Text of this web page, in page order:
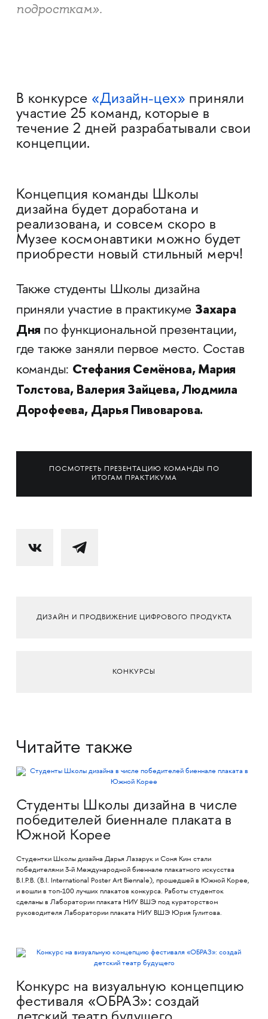
подросткам».
В конкурсе «Дизайн-цех» приняли
участие 25 команд, которые в
течение 2 дней разрабатывали свои
концепции.
Концепция команды Школы
дизайна будет доработана и
реализована, и совсем скоро в
Музее космонавтики можно будет
приобрести новый стильный мерч!
Также студенты Школы дизайна
приняли участие в практикуме Захара
Дня по функциональной презентации,
где также заняли первое место. Состав
команды: Стефания Семёнова, Мария
Толстова, Валерия Зайцева, Людмила
Дорофеева, Дарья Пивоварова.
ПОСМОТРЕТЬ ПРЕЗЕНТАЦИЮ КОМАНДЫ ПО
ИТОГАМ ПРАКТИКУМА
ДИЗАЙН И ПРОДВИЖЕНИЕ ЦИФРОВОГО ПРОДУКТА
КОНКУРСЫ
Читайте также
Студенты Школы дизайна в числе
победителей биеннале плаката в
Южной Корее
Студентки Школы дизайна Дарья Лазарук и Соня Ким стали
победителями 3-й Международной биеннале плакатного искусства
B.I.P.B. (B.I. International Poster Art Biennale), прошедшей в Южной Корее,
и вошли в топ-100 лучших плакатов конкурса. Работы студенток
сделаны в Лаборатории плаката НИУ ВШЭ под кураторством
руководителя Лаборатории плаката НИУ ВШЭ Юрия Гулитова.
Конкурс на визуальную концепцию
фестиваля «ОБРАЗ»: создай